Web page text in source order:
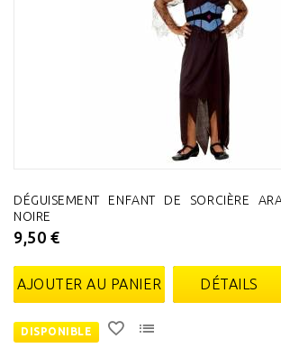
DÉGUISEMENT ENFANT DE SORCIÈRE
NOIRE
9,50 €
AJOUTER AU PANIER DÉTAILS
DISPONIBLE